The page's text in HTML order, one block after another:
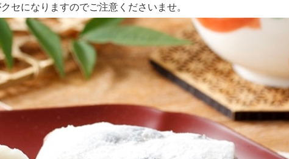
セになりますのでご注意くださいませ。